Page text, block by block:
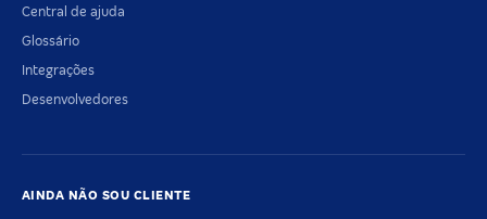
Central de ajuda
Glossário
Integrações
Desenvolvedores
AINDA NÃO SOU CLIENTE